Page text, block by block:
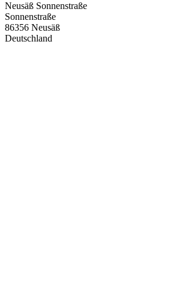
Neusäß Sonnenstraße
Sonnenstraße
86356 Neusäß
Deutschland